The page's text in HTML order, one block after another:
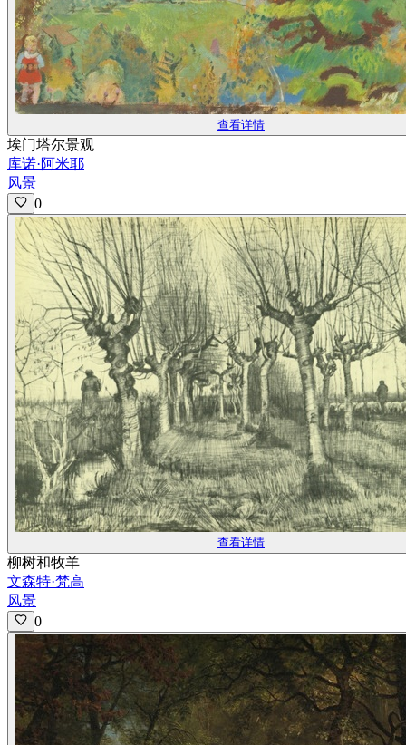
查看详情
埃门塔尔景观
库诺·阿米耶
风景
0
查看详情
柳树和牧羊
文森特·梵高
风景
0